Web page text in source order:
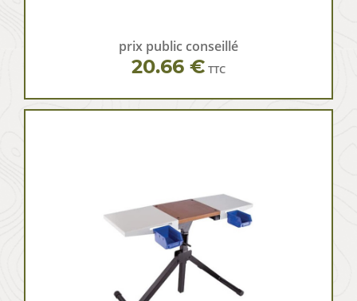
prix public conseillé
20.66 € TTC